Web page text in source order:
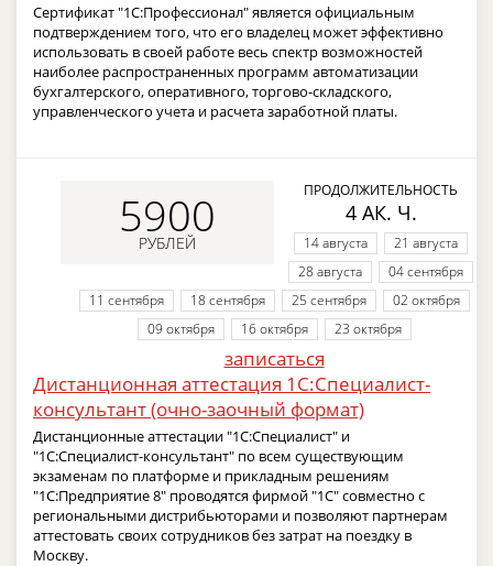
Сертификат "1С:Профессионал" является официальным
подтверждением того, что его владелец может эффективно
использовать в своей работе весь спектр возможностей
наиболее распространенных программ автоматизации
бухгалтерского, оперативного, торгово-складского,
управленческого учета и расчета заработной платы.
5900
РУБЛЕЙ
ПРОДОЛЖИТЕЛЬНОСТЬ
4 АК. Ч.
14 августа
21 августа
28 августа
04 сентября
11 сентября
18 сентября 25 сентября
02 октября
09 октября
16 октября 23 октября
записаться
Дистанционная аттестация 1С:Специалист-
консультант (очно-заочный формат)
Дистанционные аттестации "1С:Специалист" и
"1С:Специалист-консультант" по всем существующим
экзаменам по платформе и прикладным решениям
"1С:Предприятие 8" проводятся фирмой "1С" совместно с
региональными дистрибьюторами и позволяют партнерам
аттестовать своих сотрудников без затрат на поездку в
Москву.